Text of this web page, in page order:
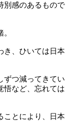
別感のあるもので
き、ひいては日本
ずつ減ってきてい
悟など、忘れては
ことにより、日本